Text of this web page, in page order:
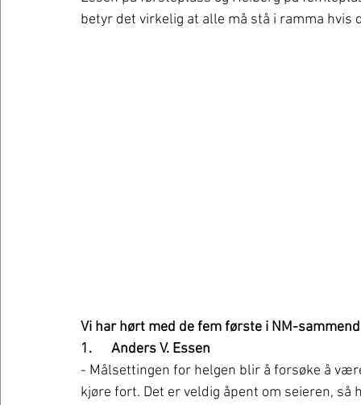
betyr det virkelig at alle må stå i ramma
Vi har hørt med de fem første i NM-
1.      Anders V. Essen
- Målsettingen for helgen blir å forsøke å
kjøre fort. Det er veldig åpent om seieren,